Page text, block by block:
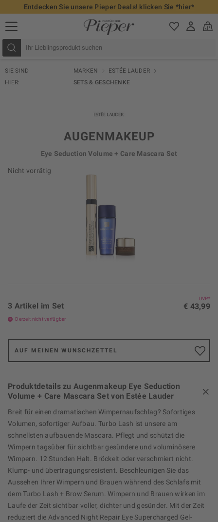
Entdecken Sie unsere Pieper Deals! klicken Sie *hier*
SIE SIND
HIER:
MARKEN
ESTÉE LAUDER
SETS & GESCHENKE
Nicht vorrätig
AUGENMAKEUP
Eye Seduction Volume + Care Mascara Set
UVP*
€ 43,99
3 Artikel im Set
Derzeit nicht verfügbar
AUF MEINEN WUNSCHZETTEL
Produktdetails zu Augenmakeup Eye Seduction
Volume + Care Mascara Set von Estée Lauder
Breit für einen dramatischen Wimpernaufschlag? Sofortiges
Volumen, sofortiger Aufbau. Turbo Lash ist unsere am
schnellsten aufbauende Mascara. Pflegt und schützt die
Wimpern tagsüber für sichtbar gesündere und voluminösere
Wimpern. 12 Stunden Halt. Bröckelt oder verschmiert nicht.
Klump- und übertragungsresistent. Beschleunigen Sie das
Aussehen Ihrer Wimpern und Brauen während des Schlafs mit
dem Turbo Lash + Brow Serum. Wimpern und Brauen wirken im
Laufe der Zeit sichtbar voller, dichter und gesünder. Mit der Zeit
reduziert die Advanced Night Repair Eye Supercharged Gel-